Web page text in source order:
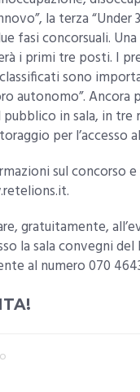
la terza
fasi concorsuali.
i primi tre posti. I
sono
autonomo”.
in sala, in
per l’accesso
sul concorso
gratuitamente,
la sala convegni
al numero 070